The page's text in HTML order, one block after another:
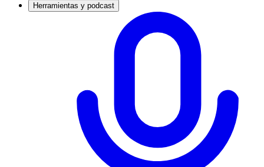
Herramientas y podcast